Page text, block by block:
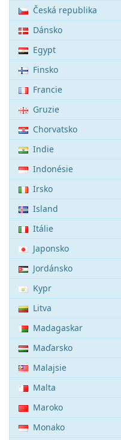
Česká republika
Dánsko
Egypt
Finsko
Francie
Gruzie
Chorvatsko
Indie
Indonésie
Irsko
Island
Itálie
Japonsko
Jordánsko
Kypr
Litva
Madagaskar
Maďarsko
Malajsie
Malta
Maroko
Monako